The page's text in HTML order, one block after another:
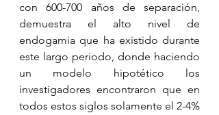
con 600-700 años de separación,
demuestra el alto nivel de
endogamia que ha existido durante
este largo periodo, donde haciendo
un modelo hipotético los
investigadores encontraron que en
todos estos siglos solamente el 2-4%